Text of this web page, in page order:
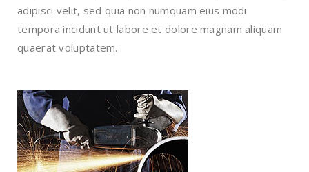
adipisci velit, sed quia non numquam eius modi
tempora incidunt ut labore et dolore magnam aliquam
quaerat voluptatem.